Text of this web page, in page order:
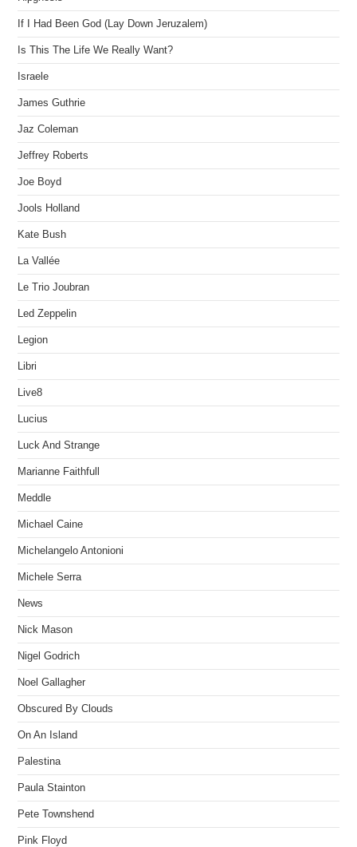
If I Had Been God (Lay Down Jeruzalem)
Is This The Life We Really Want?
Israele
James Guthrie
Jaz Coleman
Jeffrey Roberts
Joe Boyd
Jools Holland
Kate Bush
La Vallée
Le Trio Joubran
Led Zeppelin
Legion
Libri
Live8
Lucius
Luck And Strange
Marianne Faithfull
Meddle
Michael Caine
Michelangelo Antonioni
Michele Serra
News
Nick Mason
Nigel Godrich
Noel Gallagher
Obscured By Clouds
On An Island
Palestina
Paula Stainton
Pete Townshend
Pink Floyd